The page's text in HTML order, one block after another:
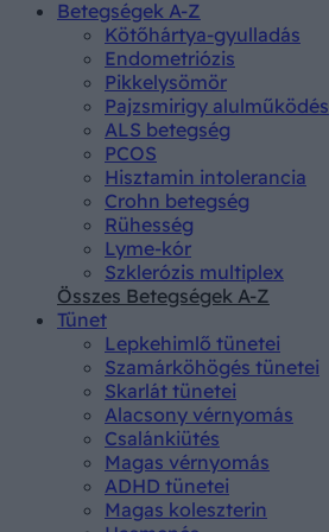
Betegségek A-Z
Kötőhártya-gyulladás
Endometriózis
Pikkelysömör
Pajzsmirigy alulműködés
ALS betegség
PCOS
Hisztamin intolerancia
Crohn betegség
Rühesség
Lyme-kór
Szklerózis multiplex
Összes Betegségek A-Z
Tünet
Lepkehimlő tünetei
Szamárköhögés tünetei
Skarlát tünetei
Alacsony vérnyomás
Csalánkiütés
Magas vérnyomás
ADHD tünetei
Magas koleszterin